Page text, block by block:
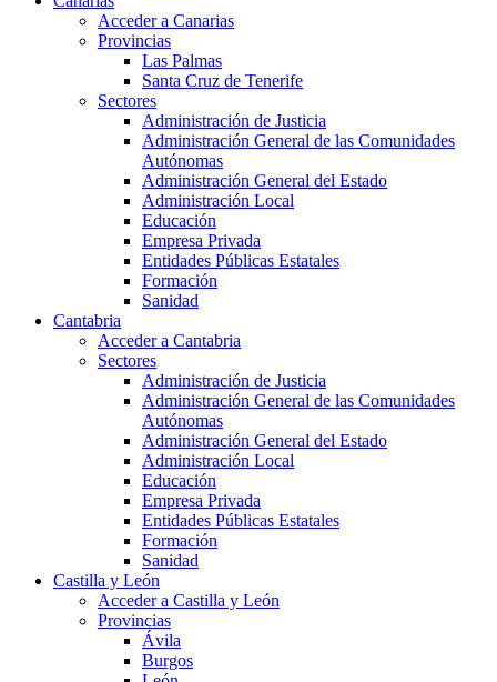
Acceder a Canarias
Provincias
Las Palmas
Santa Cruz de Tenerife
Sectores
Administración de Justicia
Administración General de las Comunidades
Autónomas
Administración General del Estado
Administración Local
Educación
Empresa Privada
Entidades Públicas Estatales
Formación
Sanidad
Cantabria
Acceder a Cantabria
Sectores
Administración de Justicia
Administración General de las Comunidades
Autónomas
Administración General del Estado
Administración Local
Educación
Empresa Privada
Entidades Públicas Estatales
Formación
Sanidad
Castilla y León
Acceder a Castilla y León
Provincias
Ávila
Burgos